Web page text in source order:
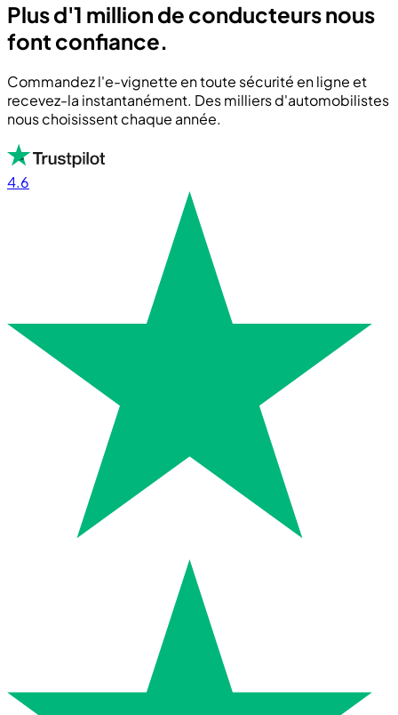
Plus d'1 million de conducteurs nous
font confiance.
Commandez l'e-vignette en toute sécurité en ligne et
recevez-la instantanément. Des milliers d'automobilistes
nous choisissent chaque année.
4.6